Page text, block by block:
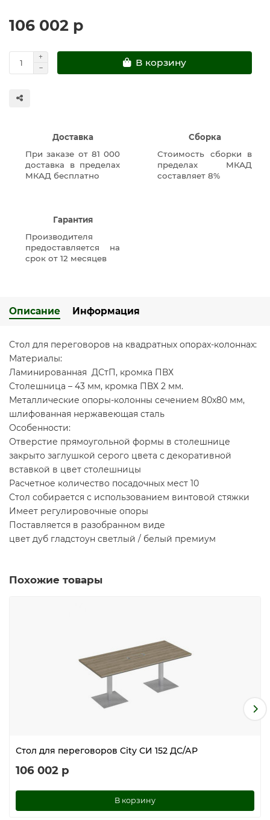
106 002 р
В корзину
Доставка
При заказе от 81 000
доставка в пределах
МКАД бесплатно
Сборка
Стоимость сборки в
пределах МКАД
составляет 8%
Гарантия
Производителя
предоставляется на
срок от 12 месяцев
Описание Информация
Стол для переговоров на квадратных опорах-колоннах:
Материалы:
Ламинированная ДСтП, кромка ПВХ
Столешница – 43 мм, кромка ПВХ 2 мм.
Металлические опоры-колонны сечением 80х80 мм,
шлифованная нержавеющая сталь
Особенности:
Отверстие прямоугольной формы в столешнице
закрыто заглушкой серого цвета с декоративной
вставкой в цвет столешницы
Расчетное количество посадочных мест 10
Стол собирается с использованием винтовой стяжки
Имеет регулировочные опоры
Поставляется в разобранном виде
цвет дуб гладстоун светлый / белый премиум
Похожие товары
Стол для переговоров City СИ 152 ДС/АР
106 002 р
В корзину